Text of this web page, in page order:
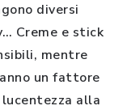
diversi
Creme e stick
mentre
un fattore
alla